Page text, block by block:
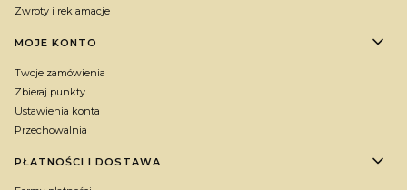
Zwroty i reklamacje
MOJE KONTO
Twoje zamówienia
Zbieraj punkty
Ustawienia konta
Przechowalnia
PŁATNOŚCI I DOSTAWA